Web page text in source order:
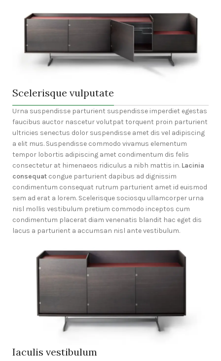
Scelerisque vulputate
Urna suspendisse parturient suspendisse imperdiet egestas
faucibus auctor nascetur volutpat torquent proin parturient
ultricies senectus dolor suspendisse amet dis vel adipiscing
a elit mus. Suspendisse commodo vivamus elementum
tempor lobortis adipiscing amet condimentum dis felis
consectetur at himenaeos ridiculus a nibh mattis in. Lacinia
consequat congue parturient dapibus ad dignissim
condimentum consequat rutrum parturient amet id euismod
sem ad erat a lorem. Scelerisque sociosqu ullamcorper urna
nisl mollis vestibulum pretium commodo inceptos cum
condimentum placerat diam venenatis blandit hac eget dis
lacus a parturient a accumsan nisl ante vestibulum.
Iaculis vestibulum